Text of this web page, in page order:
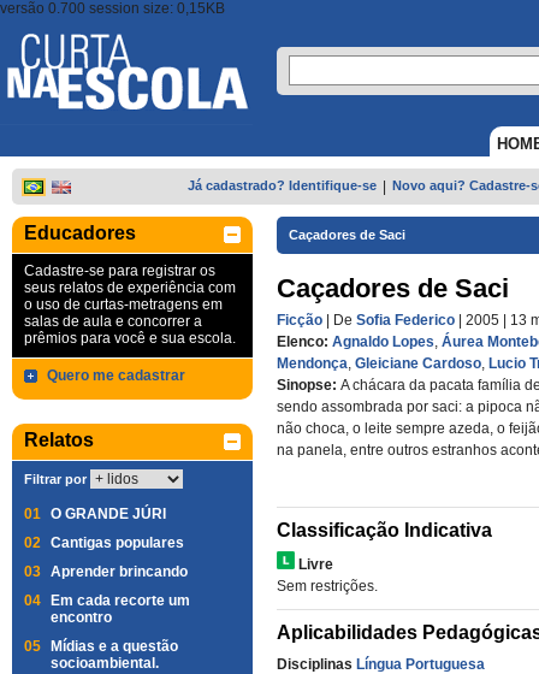
versão 0.700 session size: 0,15KB
Já cadastrado? Identifique-se Novo aqui? Cadastre-
Educadores
Cadastre-se para registrar os
seus relatos de experiência com
o uso de curtas-metragens em
salas de aula e concorrer a
prêmios para você e sua escola.
Quero me cadastrar
Relatos
Filtrar por
01 O GRANDE JÚRI
02 Cantigas populares
03 Aprender brincando
04
Em cada recorte um
encontro
05
Mídias e a questão
socioambiental.
Caçadores de Saci
Caçadores de Saci
Ficção | De Sofia Federico | 2005
| 13
Elenco: Agnaldo Lopes, Áurea
Mendonça, Gleiciane Cardoso, Lucio
Sinopse: A chácara da pacata família
sendo assombrada por saci: a pipoca
não choca, o leite sempre azeda, o
na panela, entre outros estranhos
Classificação Indicativa
Livre
Sem restrições.
Aplicabilidades
Disciplinas Língua Portuguesa